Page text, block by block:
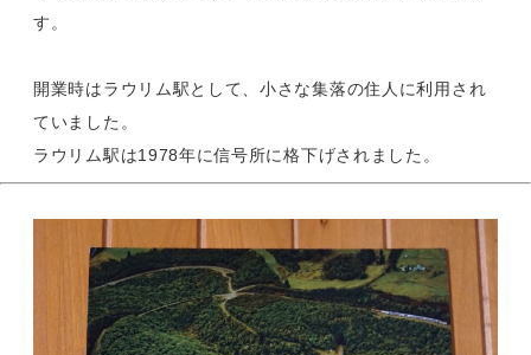
す。
開業時はラウリム駅として、小さな集落の住人に利用され
ていました。
ラウリム駅は1978年に信号所に格下げされました。